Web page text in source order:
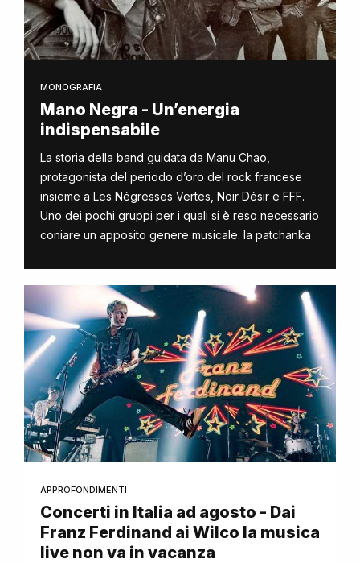
MONOGRAFIA
Mano Negra - Un’energia
indispensabile
La storia della band guidata da Manu Chao,
protagonista del periodo d’oro del rock francese
insieme a Les Négresses Vertes, Noir Désir e FFF.
Uno dei pochi gruppi per i quali si è reso necessario
coniare un apposito genere musicale: la patchanka
APPROFONDIMENTI
Concerti in Italia ad agosto - Dai
Franz Ferdinand ai Wilco la musica
live non va in vacanza